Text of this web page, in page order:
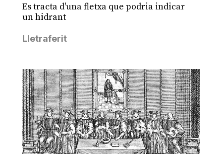
Es tracta d'una fletxa que podria indicar
un hidrant
Lletraferit